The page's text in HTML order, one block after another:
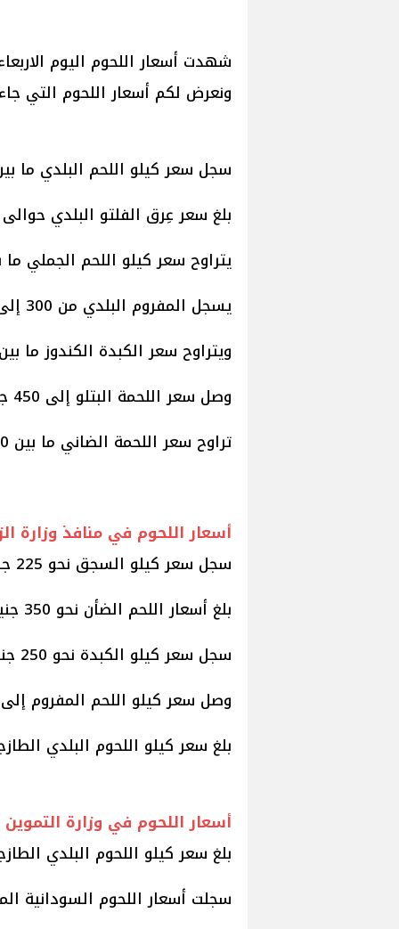
شهدت أسعار اللحوم اليوم
ونعرض لكم أسعار اللحوم التي
سجل سعر كيلو اللحم البلدي ما بين 320 و420
بلغ سعر عِرق الفلتو البلدي حوالى 420 جنيهًا
يتراوح سعر كيلو اللحم الجملي ما بين 300 و350
يسجل المفروم البلدي من 300 إلى 370 جنيهًا.
ويتراوح سعر الكبدة الكندوز ما بين 340 و390
وصل سعر اللحمة البتلو إلى 450 جنيهًا.
تراوح سعر اللحمة الضاني ما بين 450 و475 جنيهًا.
أسعار اللحوم في منافذ وزارة
سجل سعر كيلو السجق نحو 225 جنيهًا.
بلغ أسعار اللحم الضأن نحو 350 جنيهًا.
سجل سعر كيلو الكبدة نحو 250 جنيهًا.
وصل سعر كيلو اللحم المفروم إلى 230
بلغ سعر كيلو اللحوم البلدي الطازجة
أسعار اللحوم في وزارة التموين
بلغ سعر كيلو اللحوم البلدي الطازجة نحو
سجلت أسعار اللحوم السودانية المجمدة نحو